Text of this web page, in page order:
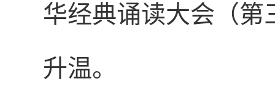
华经典诵读大会（
升温。